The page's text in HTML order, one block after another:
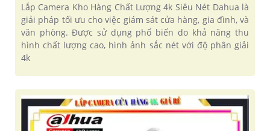
Lắp Camera Kho Hàng Chất Lượng 4k Siêu Nét Dahua là
giải pháp tối ưu cho việc giám sát cửa hàng, gia đình, và
văn phòng. Được sử dụng phổ biến do khả năng thu
hình chất lượng cao, hình ảnh sắc nét với độ phân giải
4k